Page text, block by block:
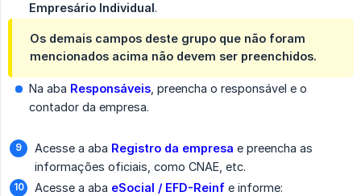
Empresário Individual.
Os demais campos deste grupo que não foram
mencionados acima não devem ser preenchidos.
Na aba Responsáveis , preencha o responsável e o
contador da empresa.
Acesse a aba Registro da empresa e preencha as
informações oficiais, como CNAE, etc.
Acesse a aba eSocial / EFD-Reinf e informe: